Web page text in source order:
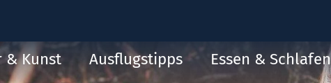
& Kunst Ausflugstipps Essen & Schlafen